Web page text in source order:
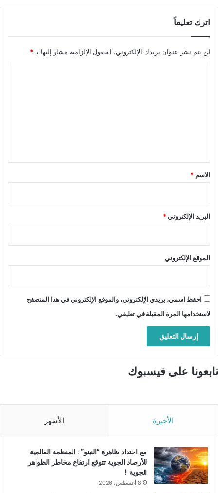
اترك تعليقاً
لن يتم نشر عنوان بريدك الإلكتروني. الحقول الإلزامية مشار إليها بـ *
*
الاسم *
البريد الإلكتروني*
الموقع الإلكتروني
احفظ اسمي، بريدي الإلكتروني، والموقع الإلكتروني في هذا المتصفح
لاستخدامها المرة المقبلة في تعليقي.
تابعونا على فيسبوك
الأخيرة الأشهر
مع احتداد ظاهرة “النينو” : المنظمة العالمية
للأرصاد الجوية تتوقع ارتفاع مخاطر الظواهر
الجوية !!
8 أغسطس، 2026